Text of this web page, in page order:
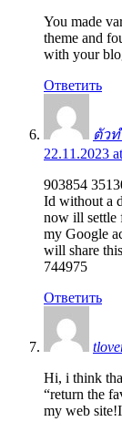
You made
theme and
with your
Ответить
ตัวท
22.11.2023
903854
Id without a
now ill settle
my Google
will share
744975
Ответить
Hi, i think
“return the
my web